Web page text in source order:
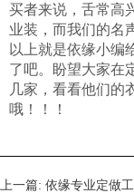
买者来说，舌常高
业装，而我们的名
以上就是依缘小编
了吧。盼望大家在
几家，看看他们的
哦！！！
上一篇: 依缘专业定做